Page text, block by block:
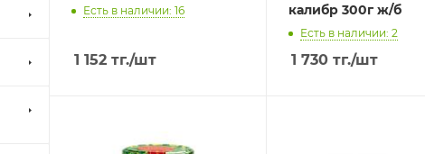
Есть в наличии: 16
1 152 тг./шт
калибр 300г ж/б
Есть в наличии: 2
1 730тг./шт